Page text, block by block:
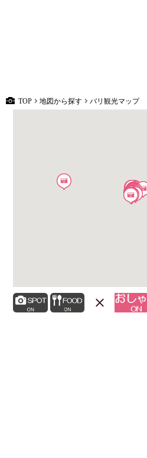
TOP 地図から探す バリ観光マップ